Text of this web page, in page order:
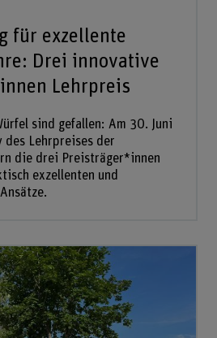
für exzellente
Drei innovative
Lehrpreis
sind gefallen: Am 30. Juni
Lehrpreises der
die drei Preisträger*innen
exzellenten und